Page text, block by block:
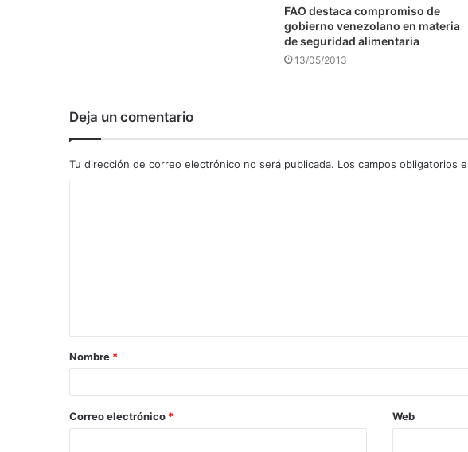
FAO destaca compromiso de
gobierno venezolano en materia
de seguridad alimentaria
13/05/2013
Deja un comentario
Tu dirección de correo electrónico no será publicada. Los campos obligatorios
a
r
*
Nombre *
Correo electrónico * Web